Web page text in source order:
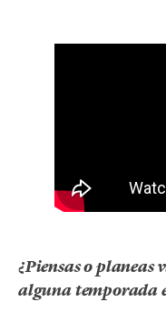
¿Piensas o
alguna temporada